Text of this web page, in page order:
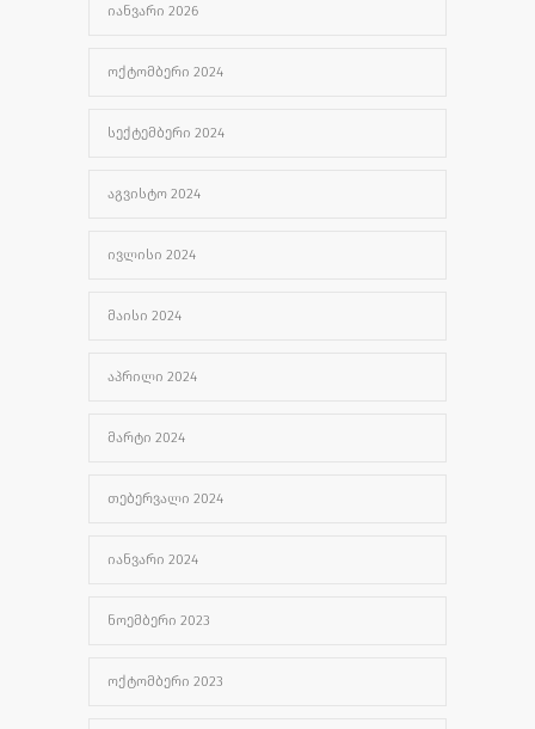
ᲘᲐᲜᲕᲐᲠᲘ 2026
ᲝᲥᲢᲝᲛᲑᲔᲠᲘ 2024
ᲡᲔᲥᲢᲔᲛᲑᲔᲠᲘ 2024
ᲐᲒᲕᲘᲡᲢᲝ 2024
ᲘᲕᲚᲘᲡᲘ 2024
ᲛᲐᲘᲡᲘ 2024
ᲐᲞᲠᲘᲚᲘ 2024
ᲛᲐᲠᲢᲘ 2024
ᲗᲔᲑᲔᲠᲕᲐᲚᲘ 2024
ᲘᲐᲜᲕᲐᲠᲘ 2024
ᲜᲝᲔᲛᲑᲔᲠᲘ 2023
ᲝᲥᲢᲝᲛᲑᲔᲠᲘ 2023